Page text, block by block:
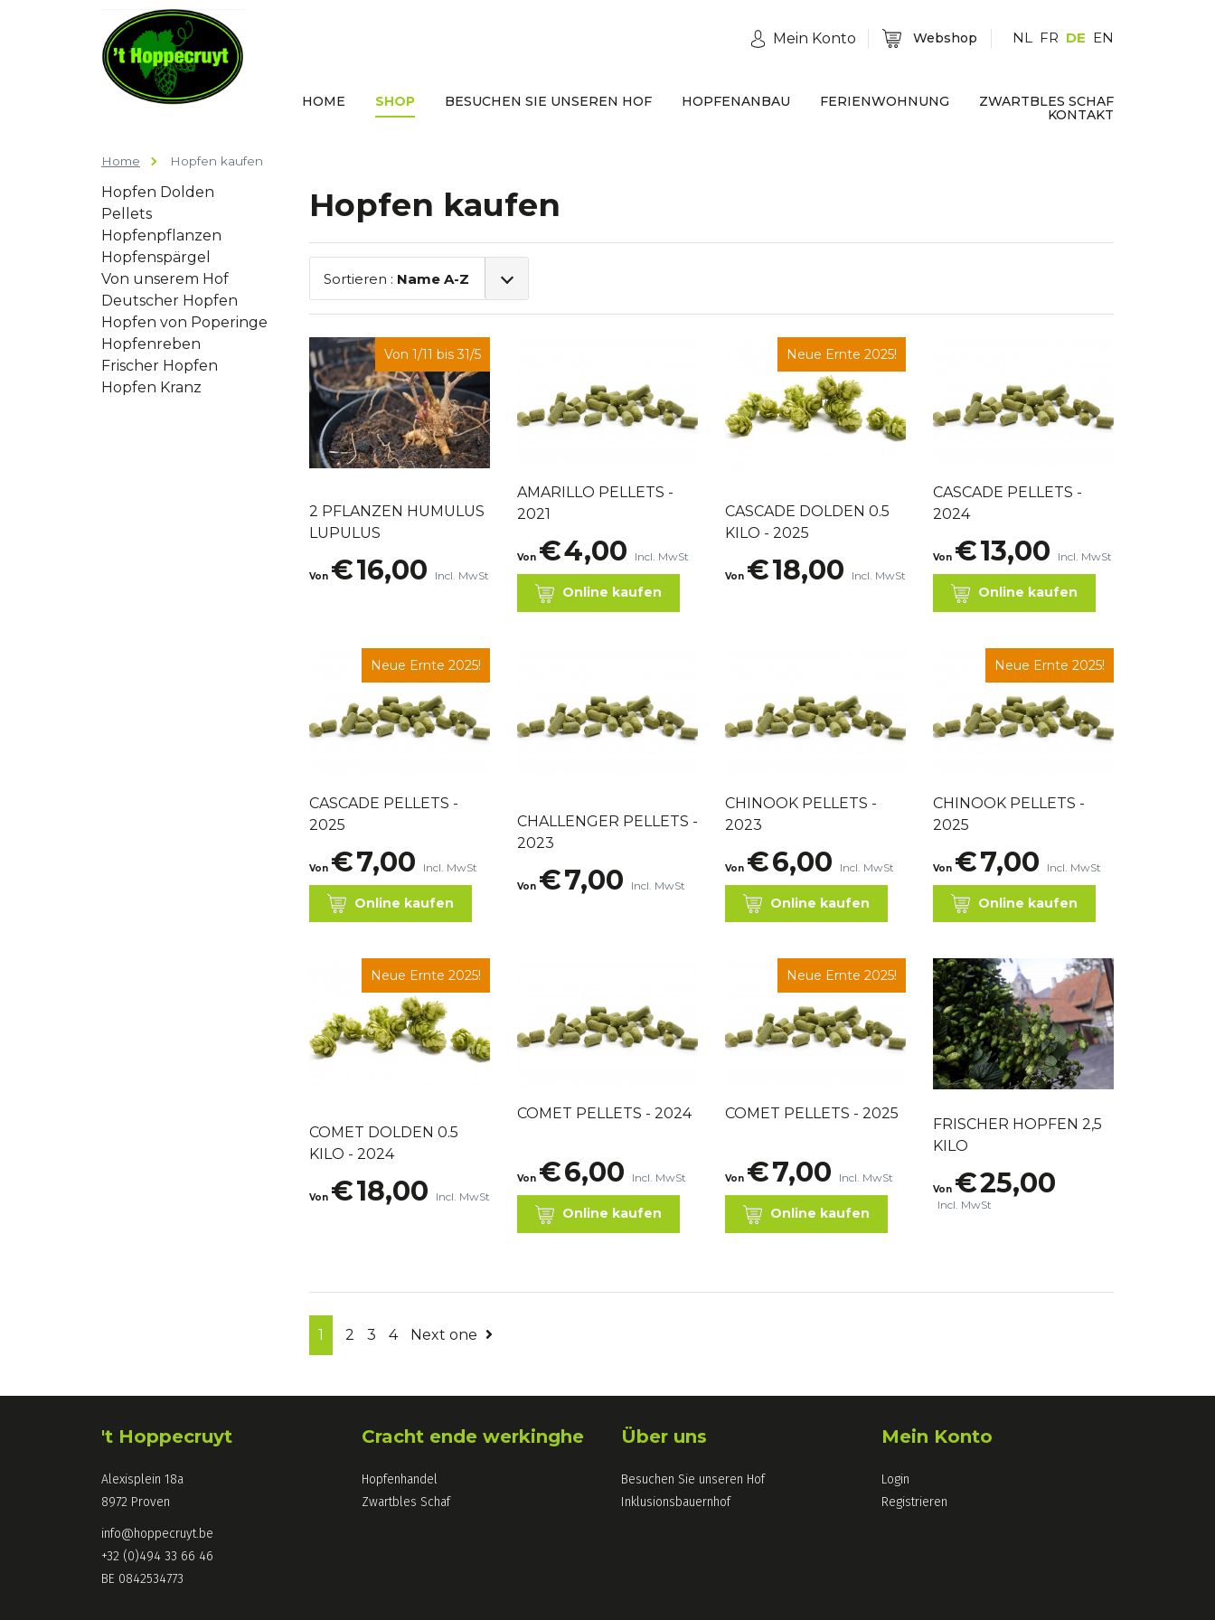
Mein Konto Webshop NL FR DE EN
HOME SHOP BESUCHEN SIE UNSEREN HOF HOPFENANBAU FERIENWOHNUNG
ZWARTBLES SCHAF
KONTAKT
Home Hopfen kaufen
Hopfen Dolden
Pellets
Hopfenpflanzen
Hopfenspärgel
Von unserem Hof
Deutscher Hopfen
Hopfen von Poperinge
Hopfenreben
Frischer Hopfen
Hopfen Kranz
Hopfen kaufen
Sortieren : Name A-Z
Von 1/11 bis 31/5
2 PFLANZEN HUMULUS
LUPULUS
Von €16,00 Incl. MwSt
AMARILLO PELLETS -
2021
Von €4,00 Incl. MwSt
Online kaufen
Neue Ernte 2025!
CASCADE DOLDEN 0.5
KILO - 2025
Von €18,00 Incl. MwSt
CASCADE PELLETS -
2024
Von €13,00 Incl. MwSt
Online kaufen
Neue Ernte 2025!
CASCADE PELLETS -
2025
Von €7,00 Incl. MwSt
Online kaufen
CHALLENGER PELLETS -
2023
Von €7,00 Incl. MwSt
CHINOOK PELLETS -
2023
Von €6,00 Incl. MwSt
Online kaufen
Neue Ernte 2025!
CHINOOK PELLETS -
2025
Von €7,00 Incl. MwSt
Online kaufen
Neue Ernte 2025!
COMET DOLDEN 0.5
KILO - 2024
Von €18,00 Incl. MwSt
COMET PELLETS - 2024
Von €6,00 Incl. MwSt
Online kaufen
Neue Ernte 2025!
COMET PELLETS - 2025
Von €7,00 Incl. MwSt
Online kaufen
FRISCHER HOPFEN 2,5
KILO
Von €25,00
Incl. MwSt
1 2 3 4 Next one
't Hoppecruyt
Alexisplein 18a
8972 Proven
info@hoppecruyt.be
+32 (0)494 33 66 46
BE 0842534773
Cracht ende werkinghe
Hopfenhandel
Zwartbles Schaf
Über uns
Besuchen Sie unseren Hof
Inklusionsbauernhof
Mein Konto
Login
Registrieren